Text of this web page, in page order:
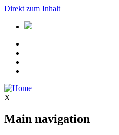
Direkt zum Inhalt
X
Main navigation